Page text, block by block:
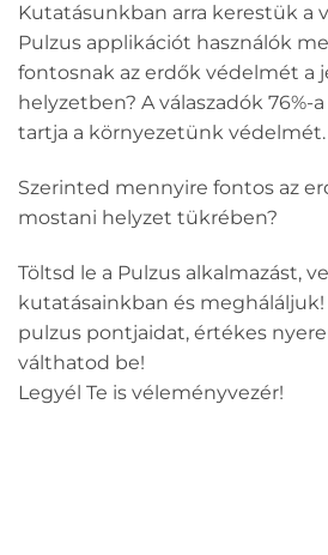
Kutatásunkban arra kerestük a
Pulzus applikációt használók
fontosnak az erdők védelmét a
helyzetben? A válaszadók
tartja a környezetünk védelmét.
Szerinted mennyire fontos az
mostani helyzet tükrében?
Töltsd le a Pulzus alkalmazást,
kutatásainkban és
pulzus pontjaidat, értékes
válthatod be!
Legyél Te is véleményvezér!